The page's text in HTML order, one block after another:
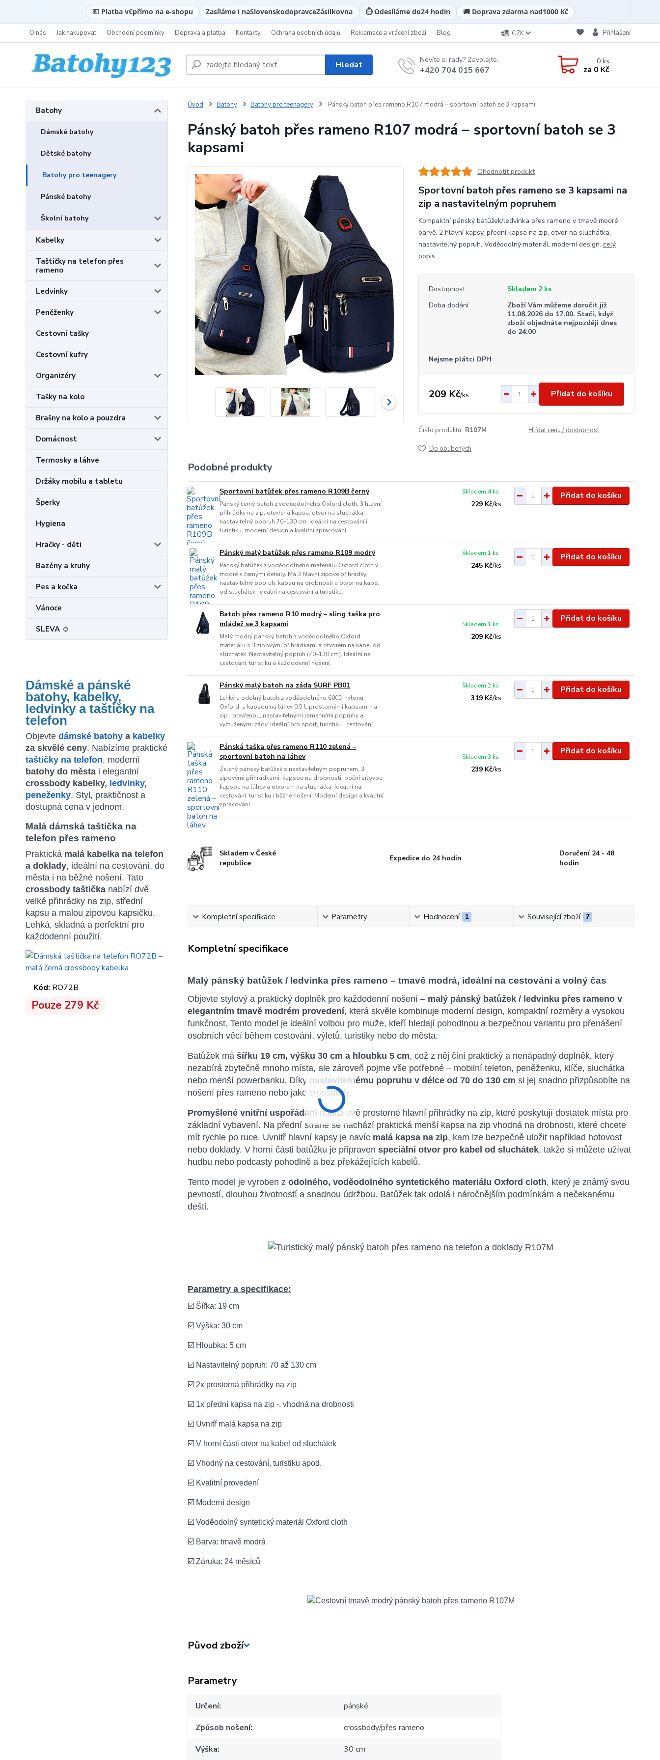
💶 Platba v€přímo na e-shopu Zasíláme i naSlovenskodopravceZásilkovna ⏱️ Odesíláme do24 hodin 🚚 Doprava zdarma nad1000 Kč
O nás Jak nakupovat Obchodní podmínky Doprava a platba Kontakty Ochrana osobních údajů Reklamace a vrácení zboží Blog CZK Přihlášení
Hledat Nevíte si rady? Zavolejte.
+420 704 015 667
0ks
za 0 Kč
Batohy
Dámské batohy
Dětské batohy
Batohy pro teenagery
Pánské batohy
Školní batohy
Kabelky
Taštičky na telefon přes
rameno
Ledvinky
Peněženky
Cestovní tašky
Cestovní kufry
Organizéry
Tašky na kolo
Brašny na kolo a pouzdra
Domácnost
Termosky a láhve
Držáky mobilu a tabletu
Šperky
Hygiena
Hračky - děti
Bazény a kruhy
Pes a kočka
Vánoce
SLEVA ☺
Dámské a pánské
batohy, kabelky,
ledvinky a taštičky na
telefon
Objevte dámské batohy a kabelky
za skvělé ceny. Nabízíme praktické
taštičky na telefon, moderní
batohy do města i elegantní
crossbody kabelky, ledvinky,
peneženky. Styl, praktičnost a
dostupná cena v jednom.
Malá dámská taštička na
telefon přes rameno
Praktická malá kabelka na telefon
a doklady, ideální na cestování, do
města i na běžné nošení. Tato
crossbody taštička nabízí dvě
velké přihrádky na zip, střední
kapsu a malou zipovou kapsičku.
Lehká, skladná a perfektní pro
každodenní použití.
Kód: RO72B
Pouze 279 Kč
Úvod Batohy Batohy pro teenagery Pánský batoh přes rameno R107 modrá – sportovní batoh se 3 kapsami
Pánský batoh přes rameno R107 modrá – sportovní batoh se 3
kapsami
Ohodnotit produkt
Sportovní batoh přes rameno se 3 kapsami na
zip a nastavitelným popruhem
Kompaktní pánský batůžek/ledvinka přes rameno v tmavě modré
barvě. 2 hlavní kapsy, přední kapsa na zip, otvor na sluchátka,
nastavitelný popruh. Voděodolný materiál, moderní design. celý
popis
Dostupnost
Skladem 2 ks
Doba dodání
Zboží Vám můžeme doručit již
11.08.2026 do 17:00. Stačí, když
zboží objednáte nejpozději dnes
do 24:00
Nejsme plátci DPH
209 Kč/ks Přidat do košíku
Číslo produktu: R107M Hlídat cenu / dostupnost
Do oblíbených
Podobné produkty
Sportovní batůžek přes rameno R109B černý
Pánský černý batoh z voděodolného Oxford cloth, 3 hlavní
přihrádky na zip, otevřená kapsa, otvor na sluchátka,
nastavitelný popruh 70–130 cm. Ideální na cestování i
turistiku, moderní design a kvalitní zpracování.
229 Kč/ks
Skladem 4 ks Přidat do košíku
Pánský malý batůžek přes rameno R109 modrý
Pánský batůžek z voděodolného materiálu Oxford cloth v
modré s černými detaily. Má 3 hlavní zipové přihrádky,
nastavitelný popruh, kapsu na drobnosti a otvor na kabel
od sluchátek. Ideální na cestování a turistiku.
245 Kč/ks
Skladem 1 ks Přidat do košíku
Batoh přes rameno R10 modrý – sling taška pro
mládež se 3 kapsami
Malý modrý pánský batoh z voděodolného Oxford
materiálu s 3 zipovými přihrádkami a otvorem na kabel od
sluchátek. Nastavitelný popruh (70–130 cm). Ideální na
cestování, turistiku a každodenní nošení.
209 Kč/ks
Skladem 1 ks
Přidat do košíku
Pánský malý batoh na záda SURF PB01
Lehký a odolný batoh z voděodolného 600D nylonu
Oxford, s kapsou na láhev 0,5 l, prostornými kapsami na
zip i otevřenou, nastavitelnými ramenními popruhy a
vyztuženými zády. Ideální pro sport, turistiku i cestování.
319 Kč/ks
Skladem 2 ks Přidat do košíku
Pánská taška přes rameno R110 zelená –
sportovní batoh na láhev
Zelený pánský batůžek s nastavitelným popruhem, 3
zipovými přihrádkami, kapsou na drobnosti, boční síťovou
kapsou na láhev a otvorem na sluchátka. Ideální na
cestování, turistiku i běžné nošení. Moderní design a kvalitní
zpracování.
239 Kč/ks
Skladem 3 ks
Přidat do košíku
Skladem v České
republice
Expedice do 24 hodin
Doručení 24 - 48
hodin
Kompletní specifikace Parametry Hodnocení 1 Související zboží 7
Kompletní specifikace
Malý pánský batůžek / ledvinka přes rameno – tmavě modrá, ideální na cestování a volný čas
Objevte stylový a praktický doplněk pro každodenní nošení – malý pánský batůžek / ledvinku přes rameno v
elegantním tmavě modrém provedení, která skvěle kombinuje moderní design, kompaktní rozměry a vysokou
funkčnost. Tento model je ideální volbou pro muže, kteří hledají pohodlnou a bezpečnou variantu pro přenášení
osobních věcí během cestování, výletů, turistiky nebo do města.
Batůžek má šířku 19 cm, výšku 30 cm a hloubku 5 cm, což z něj činí praktický a nenápadný doplněk, který
nezabírá zbytečně mnoho místa, ale zároveň pojme vše potřebné – mobilní telefon, peněženku, klíče, sluchátka
nebo menší powerbanku. Díky nastavitelnému popruhu v délce od 70 do 130 cm si jej snadno přizpůsobíte na
nošení přes rameno nebo jako crossbody.
Promyšlené vnitřní uspořádání nabízí dvě prostorné hlavní přihrádky na zip, které poskytují dostatek místa pro
základní vybavení. Na přední straně se nachází praktická menší kapsa na zip vhodná na drobnosti, které chcete
mít rychle po ruce. Uvnitř hlavní kapsy je navíc malá kapsa na zip, kam lze bezpečně uložit například hotovost
nebo doklady. V horní části batůžku je připraven speciální otvor pro kabel od sluchátek, takže si můžete užívat
hudbu nebo podcasty pohodlně a bez překážejících kabelů.
Tento model je vyroben z odolného, voděodolného syntetického materiálu Oxford cloth, který je známý svou
pevností, dlouhou životností a snadnou údržbou. Batůžek tak odolá i náročnějším podmínkám a nečekanému
dešti.
Parametry a specifikace:
☑️ Šířka: 19 cm
☑️ Výška: 30 cm
☑️ Hloubka: 5 cm
☑️ Nastavitelný popruh: 70 až 130 cm
☑️ 2x prostorná přihrádky na zip
☑️ 1x přední kapsa na zip -. vhodná na drobnosti
☑️ Uvnitř malá kapsa na zip
☑️ V horní části otvor na kabel od sluchátek
☑️ Vhodný na cestování, turistiku apod.
☑️ Kvalitní provedení
☑️ Moderní design
☑️ Voděodolný syntetický materiál Oxford cloth
☑️ Barva: tmavě modrá
☑️ Záruka: 24 měsíců
Původ zboží
Parametry
Určení
pánské
Způsob nošení
crossbody/přes rameno
Výška
30 cm